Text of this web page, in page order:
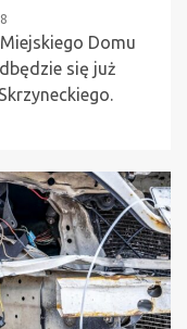
Domu
się już